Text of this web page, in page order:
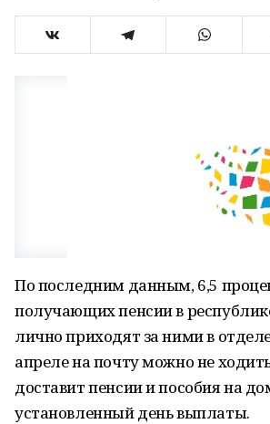
По последним данным, 6,5
получающих пенсии в
лично приходят за ними в
апреле на почту можно не
доставит пенсии и пособия на
установленный день выплаты.